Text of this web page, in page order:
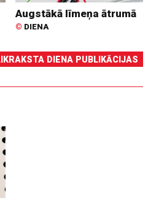
Augstākā līmeņa ātrumā
© DIENA
DIENA PUBLIKĀCIJAS